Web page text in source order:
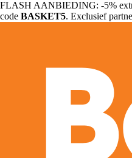
FLASH AANBIEDING: -5%
code BASKET5. Exclusief